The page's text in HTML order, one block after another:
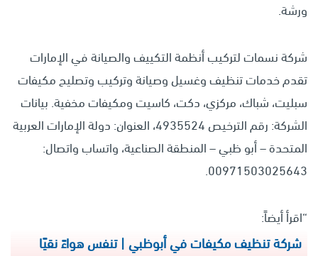
ورشة.
شركة نسمات لتركيب أنظمة التكييف والصيانة في الإمارات
تقدم خدمات تنظيف وغسيل وصيانة وتركيب وتصليح مكيفات
سبليت، شباك، مركزي، دكت، كاسيت ومكيفات مخفية. بيانات
الشركة: رقم الترخيص 4935524، العنوان: دولة الإمارات العربية
المتحدة – أبو ظبي – المنطقة الصناعية، واتساب واتصال:
00971503025643.
“اقرأ أيضاً:
شركة تنظيف مكيفات في أبوظبي | تنفس هواءً نقيًا